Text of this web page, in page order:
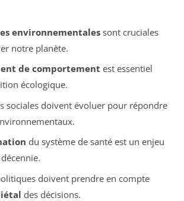
environnementalessont cruciales
notre planète.
de comportement est essentiel
écologique.
sociales doivent évoluer pour répondre
du système de santé est un enjeu
doivent prendre en compte
des décisions.